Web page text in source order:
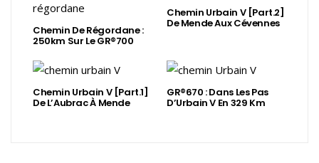
Chemin De Régordane :
250km Sur Le GR®700
Chemin Urbain V [Part.2]
De Mende Aux Cévennes
Chemin Urbain V [Part.1]
De L’Aubrac À Mende
GR®670 : Dans Les Pas
D’Urbain V En 329 Km